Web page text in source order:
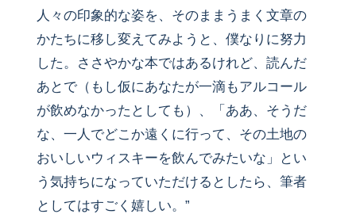
人々の印象的な姿を、そのままうまく文章の
かたちに移し変えてみようと、僕なりに努力
した。ささやかな本ではあるけれど、読んだ
あとで（もし仮にあなたが一滴もアルコール
が飲めなかったとしても）、「ああ、そうだ
な、一人でどこか遠くに行って、その土地の
おいしいウィスキーを飲んでみたいな」とい
う気持ちになっていただけるとしたら、筆者
としてはすごく嬉しい。”